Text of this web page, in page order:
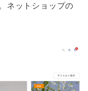
ネットショップの